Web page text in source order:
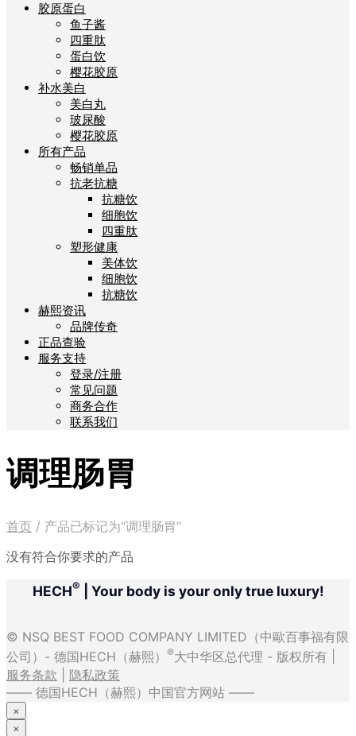
胶原蛋白
鱼子酱
四重肽
蛋白饮
樱花胶原
补水美白
美白丸
玻尿酸
樱花胶原
所有产品
畅销单品
抗老抗糖
抗糖饮
细胞饮
四重肽
塑形健康
美体饮
细胞饮
抗糖饮
赫熙资讯
品牌传奇
正品查验
服务支持
登录/注册
常见问题
商务合作
联系我们
调理肠胃
首页 / 产品已标记为“调理肠胃”
没有符合你要求的产品
HECH® | Your body is your only true luxury!
© NSQ BEST FOOD COMPANY LIMITED（中歐百事福有限
公司）- 德国HECH（赫熙）
®大中华区总代理 - 版权所有 |
服务条款
隐私政策
—— 德国HECH（赫熙）中国官方网站 ——
×
×